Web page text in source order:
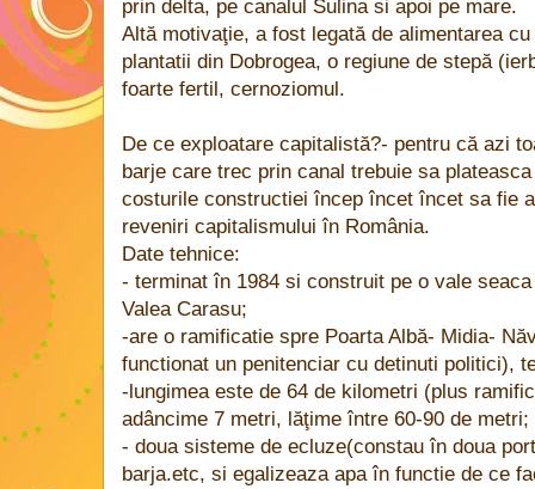
prin delta, pe canalul Sulina si apoi pe mare.
Altă motivaţie, a fost legată de alimentarea
plantatii din Dobrogea, o regiune de stepă
foarte fertil, cernoziomul.
De ce exploatare capitalistă?- pentru că azi
barje care trec prin canal trebuie sa
costurile constructiei încep încet încet sa fie
reveniri capitalismului în România.
Date tehnice:
- terminat în 1984 si construit pe o vale
Valea Carasu;
-are o ramificatie spre Poarta Albă- Midia-
functionat un penitenciar cu detinuti politici),
-lungimea este de 64 de kilometri (plus
adâncime 7 metri, lăţime între 60-90 de metri;
- doua sisteme de ecluze(constau în doua
barja.etc, si egalizeaza apa în functie de ce